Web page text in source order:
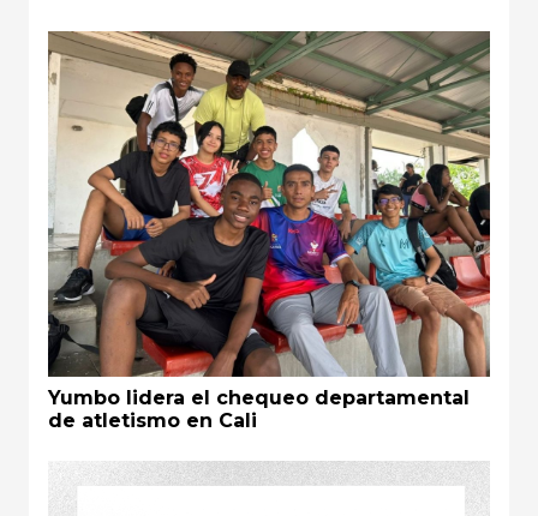
Yumbo lidera el chequeo departamental
de atletismo en Cali